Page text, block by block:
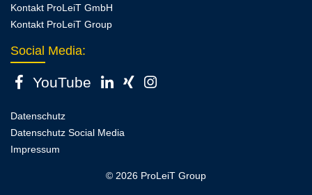
Kontakt ProLeiT GmbH
Kontakt ProLeiT Group
Social Media:
YouTube
Datenschutz
Datenschutz Social Media
Impressum
© 2026 ProLeiT Group